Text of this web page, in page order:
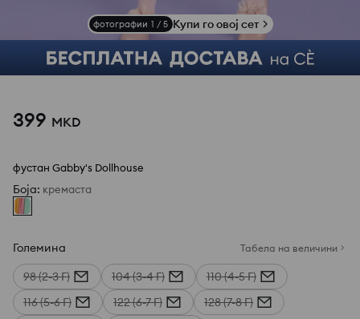
фотографии 1 / 5 Купи го овој сет
399 MKD
фустан Gabby's Dollhouse
Боја: кремаста
Големина Табела на величини
98 (2-3 Г) 104 (3-4 Г)
110 (4-5 Г)
116 (5-6 Г)
122 (6-7 Г)
128 (7-8 Г)